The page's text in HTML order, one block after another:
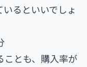
るといいでしょ
ことも、購入率が